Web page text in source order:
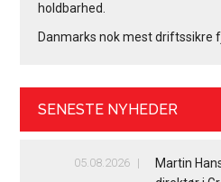
holdbarhed.
Danmarks nok mest driftssikre
SENESTE NYHEDER
05.08.2026
Martin